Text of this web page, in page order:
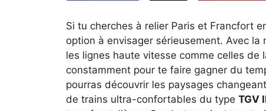
Si tu cherches à relier Paris et Francfort
option à envisager sérieusement. Avec
les lignes haute vitesse comme celles de
constamment pour te faire gagner du
pourras découvrir les paysages
de trains ultra-confortables du type TGV